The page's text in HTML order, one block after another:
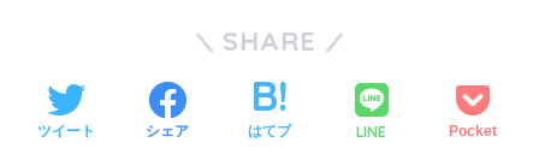
SHARE
ツイート シェア はてブ LINE Pocket